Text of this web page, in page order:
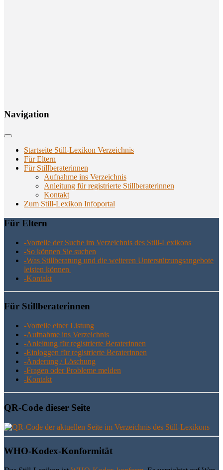
Navi­ga­ti­on
Startseite Still-Lexikon Verzeichnis
Für Eltern
Für Stillberaterinnen
Aufnahme ins Verzeichnis
Anlei­tung für regis­trier­te Stillberaterinnen
Kon­takt
Zum Still-Lexikon Infoportal
Für Eltern
-Vor­tei­le der Suche im Ver­zeich­nis des Still-Lexikons
-So kön­nen Sie suchen
-Was Still­be­ra­tung und die wei­te­ren Unter­stüt­zungs­an­ge­bo­te
leis­ten können
-Kon­takt
Für Still­be­ra­te­rin­nen
-Vor­tei­le einer Listung
-Auf­nah­me ins Verzeichnis
-Anlei­tung für regis­trier­te Beraterinnen
-Ein­log­gen für regis­trier­te Beraterinnen
-Ände­rung / Löschung
-Fra­gen oder Pro­ble­me melden
-Kon­takt
QR-Code die­ser Seite
WHO-Kodex-Kon­for­mi­tät